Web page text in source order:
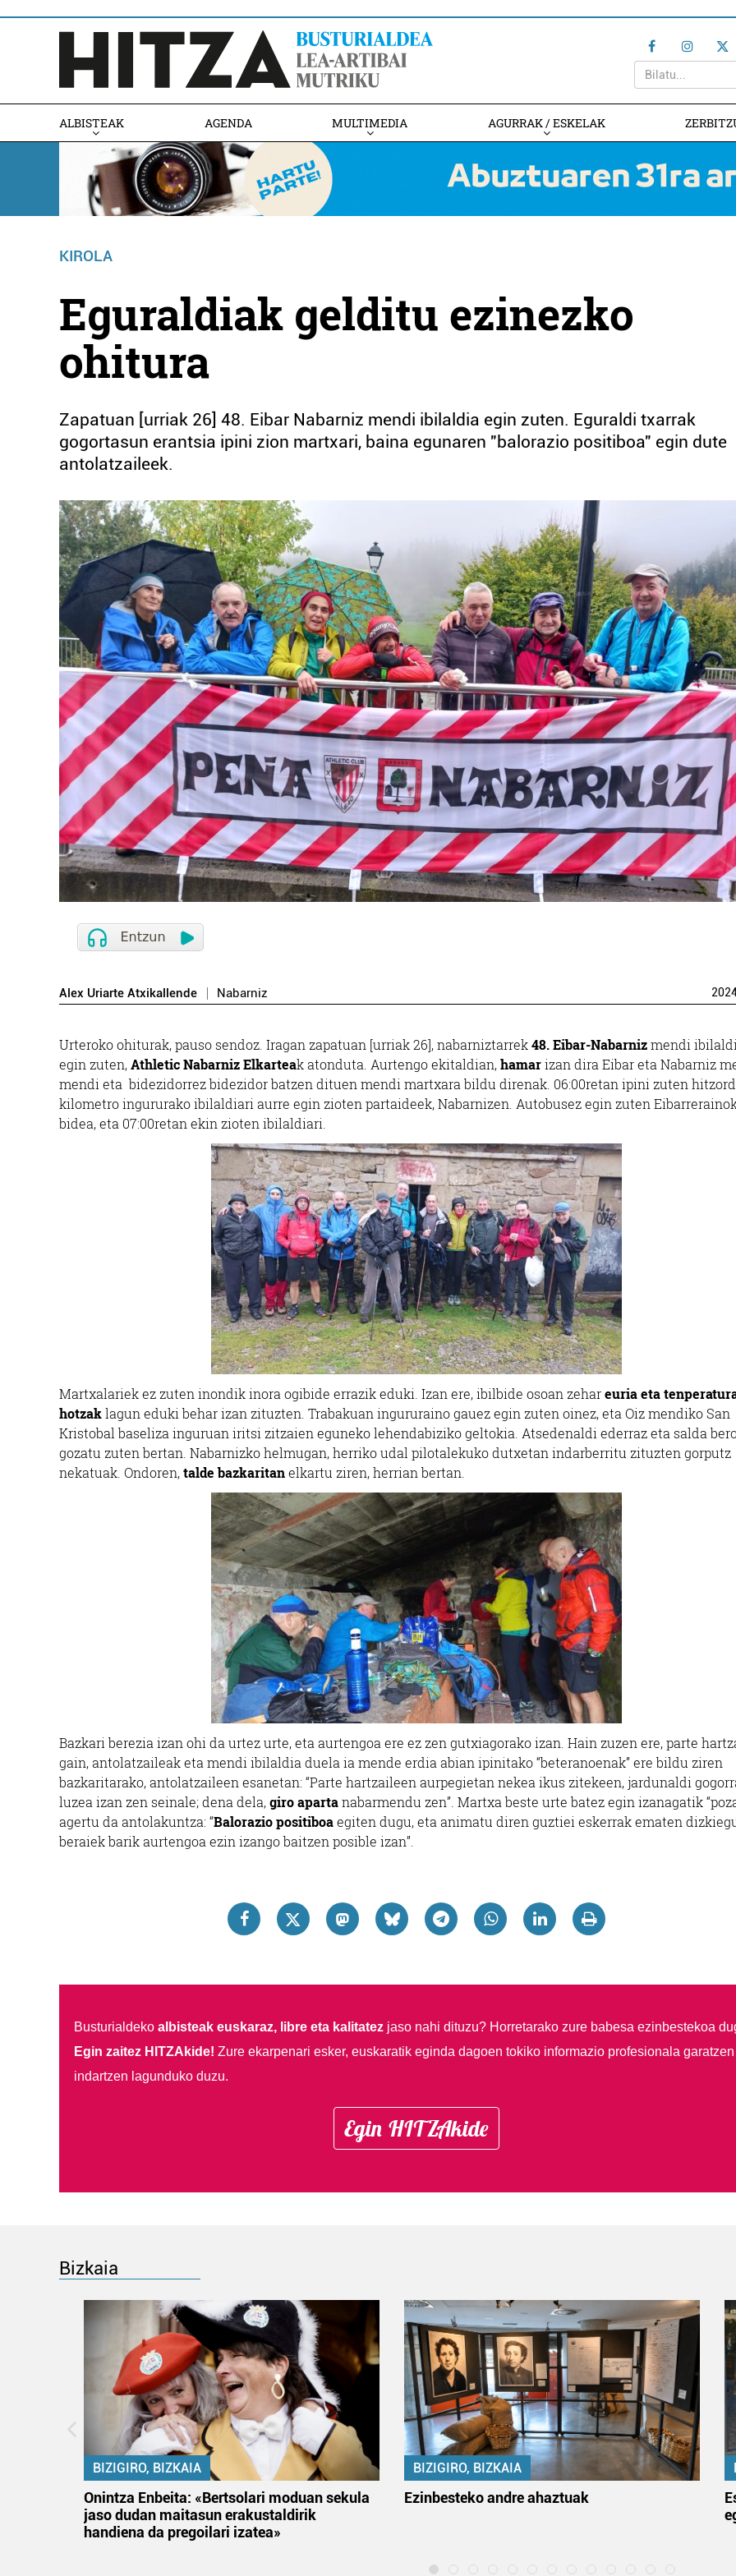
ALBISTEAK AGENDA MULTIMEDIA AGURRAK / ESKELAK
KIROLA
Eguraldiak gelditu ezinezko
ohitura
Zapatuan [urriak 26] 48. Eibar Nabarniz mendi ibilaldia egin zuten. Eguraldi txarrak
gogortasun erantsia ipini zion martxari, baina egunaren "balorazio positiboa" egin dute
antolatzaileek.
Alex Uriarte Atxikallende Nabarniz
Urteroko ohiturak, pauso sendoz. Iragan zapatuan [urriak 26], nabarniztarrek48. Eibar-Nabarnizmendi
egin zuten,Athletic Nabarniz Elkarteak atonduta. Aurtengo ekitaldian,hamarizan dira Eibar eta Nabarniz
mendi eta bidezidorrez bidezidor batzen dituen mendi martxara bildu direnak. 06:00retan ipini zuten
kilometro ingururako ibilaldiari aurre egin zioten partaideek, Nabarnizen. Autobusez egin zuten
bidea, eta 07:00retan ekin zioten ibilaldiari.
Martxalariek ez zuten inondik inora ogibide errazik eduki. Izan ere, ibilbide osoan zehareuria eta
hotzaklagun eduki behar izan zituzten. Trabakuan ingururaino gauez egin zuten oinez, eta Oiz mendiko San
Kristobal baseliza inguruan iritsi zitzaien eguneko lehendabiziko geltokia. Atsedenaldi ederraz eta salda
gozatu zuten bertan. Nabarnizko helmugan, herriko udal pilotalekuko dutxetan indarberritu zituzten gorputz
nekatuak. Ondoren,talde bazkaritanelkartu ziren, herrian bertan.
Bazkari berezia izan ohi da urtez urte, eta aurtengoa ere ez zen gutxiagorako izan. Hain zuzen ere, parte
gain, antolatzaileak eta mendi ibilaldia duela ia mende erdia abian ipinitako “beteranoenak” ere bildu ziren
bazkaritarako, antolatzaileen esanetan: “Parte hartzaileen aurpegietan nekea ikus zitekeen, jardunaldi
luzea izan zen seinale; dena dela,giro apartanabarmendu zen”. Martxa beste urte batez egin izanagatik
agertu da antolakuntza: “Balorazio positiboaegiten dugu, eta animatu diren guztiei eskerrak ematen
beraiek barik aurtengoa ezin izango baitzen posible izan”.
Busturialdeko albisteak euskaraz, libre eta kalitatezjaso nahi dituzu? Horretarako zure babesa ezinbestekoa
Egin zaitez HITZAkide! Zure ekarpenari esker, euskaratik eginda dagoen tokiko informazio profesionala garatzen
indartzen lagunduko duzu.
Egin HITZAkide
Bizkaia
BIZIGIRO, BIZKAIA
Onintza Enbeita: «Bertsolari moduan sekula
jaso dudan maitasun erakustaldirik
handiena da pregoilari izatea»
BIZIGIRO, BIZKAIA
Ezinbesteko andre ahaztuak